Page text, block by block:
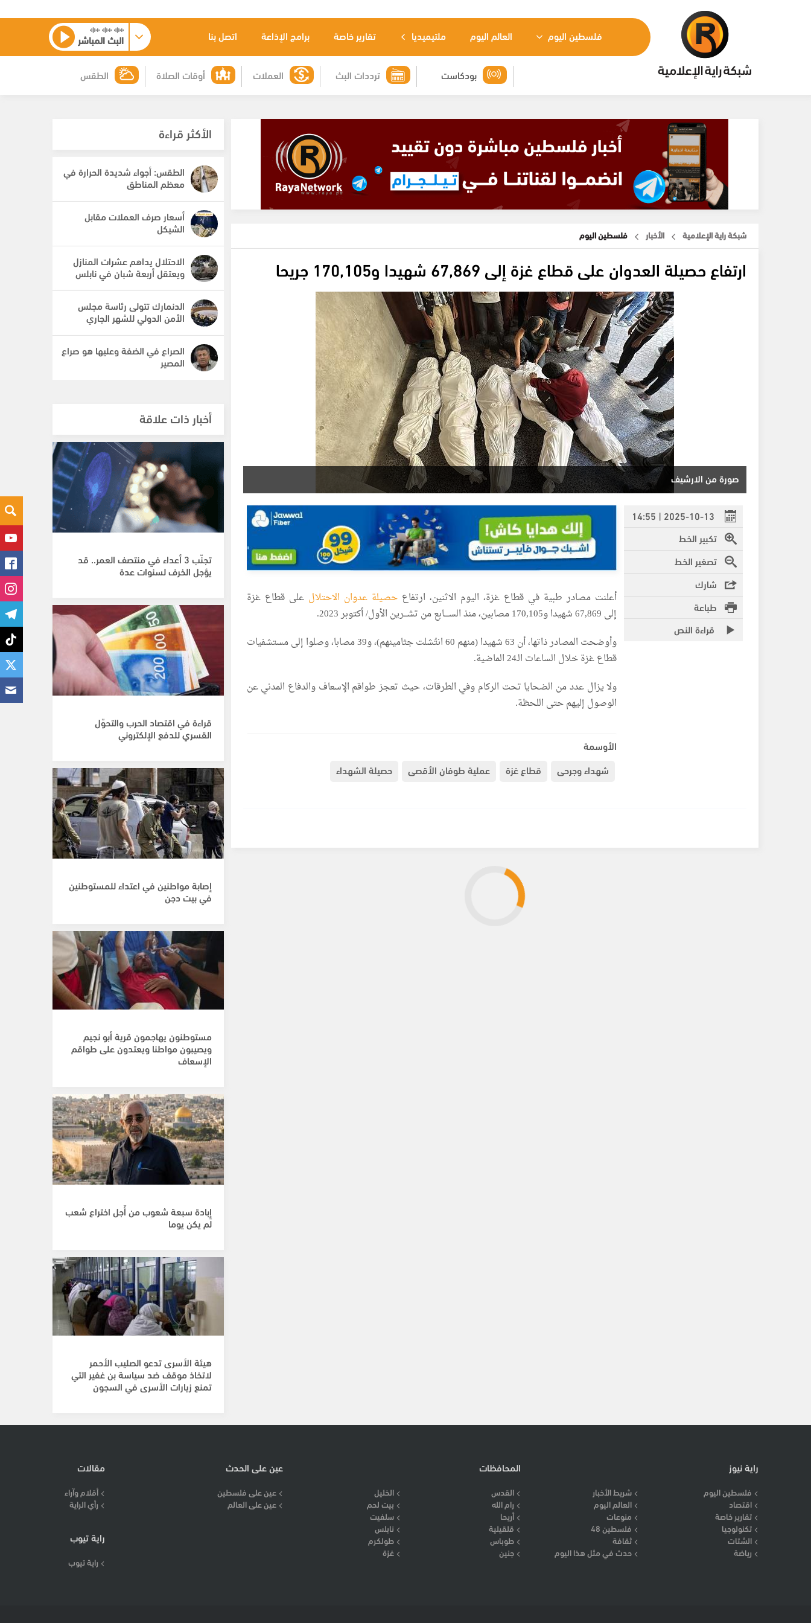
فلسطين اليوم العالم اليوم ملتيميديا تقارير خاصة برامج الإذاعة اتصل بنا البث المباشر
الطقس أوقات الصلاة العملات ترددات البث بودكاست
شبكة راية الإعلامية الأخبار فلسطين اليوم
ارتفاع حصيلة العدوان على قطاع غزة إلى 67,869 شهيدا و170,105 جريحا
صورة من الارشيف
2025-10-13 | 14:55
تكبير الخط
تصغير الخط
شارك
طباعة
قراءة النص
أعلنت مصادر طبية في قطاع غزة، اليوم الاثنين، ارتفاعحصيلة عدوان الاحتلال على قطاع غزة
إلى 67,869 شهيدا و170,105 مصابين، منذ الســــابع من تشـــرين الأول/ أكتوبر 2023.
وأوضحت المصادر ذاتها، أن 63 شهيدا (منهم 60 انتُشلت جثامينهم)، و39 مصابا، وصلوا إلى مستشفيات
قطاع غزة خلال الساعات الـ24 الماضية.
ولا يزال عدد من الضحايا تحت الركام وفي الطرقات، حيث تعجز طواقم الإسعاف والدفاع المدني عن
الوصول إليهم حتى اللحظة.
الأوسمة
شهداء وجرحى
قطاع غزة عملية طوفان الأقصى حصيلة الشهداء
الأكثر قراءة
الطقس: أجواء شديدة الحرارة في
معظم المناطق
أسعار صرف العملات مقابل
الشيكل
الاحتلال يداهم عشرات المنازل
ويعتقل أربعة شبان في نابلس
الدنمارك تتولى رئاسة مجلس
الأمن الدولي للشهر الجاري
الصراع في الضفة وعليها هو صراع
المصير
أخبار ذات علاقة
تجنّب 3 أعداء في منتصف العمر.. قد
يؤجل الخرف لسنوات عدة
قراءة في اقتصاد الحرب والتحوّل
القسري للدفع الإلكتروني
إصابة مواطنين في اعتداء للمستوطنين
في بيت دجن
مستوطنون يهاجمون قرية أبو نجيم
ويصيبون مواطنا ويعتدون على طواقم
الإسعاف
إِبادة سبعة شعوب من أَجل اختراع شعب
لم يكن يوما
هيئة الأسرى تدعو الصليب الأحمر
لاتخاذ موقف ضد سياسة بن غفير التي
تمنع زيارات الأسرى في السجون
راية نيوز
فلسطين اليوم
شريط الأخبار
اقتصاد
العالم اليوم
تقارير خاصة
منوعات
تكنولوجيا
فلسطين 48
الشتات
ثقافة
رياضة
حدث في مثل هذا اليوم
المحافظات
القدس
الخليل
رام الله
بيت لحم
أريحا
سلفيت
قلقيلية
نابلس
طوباس
طولكرم
جنين
غزة
عين على الحدث
عين على فلسطين
عين على العالم
مقالات
أقلام وآراء
رأي الراية
راية تيوب
راية تيوب